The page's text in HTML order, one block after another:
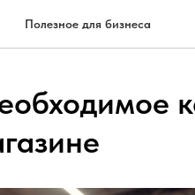
Полезное для бизнеса